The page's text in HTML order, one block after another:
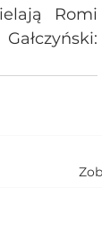
Romi